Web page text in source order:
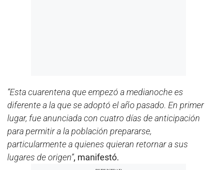
“Esta cuarentena que empezó a medianoche es
diferente a la que se adoptó el año pasado. En primer
lugar, fue anunciada con cuatro días de anticipación
para permitir a la población prepararse,
particularmente a quienes quieran retornar a sus
lugares de origen”, manifestó.